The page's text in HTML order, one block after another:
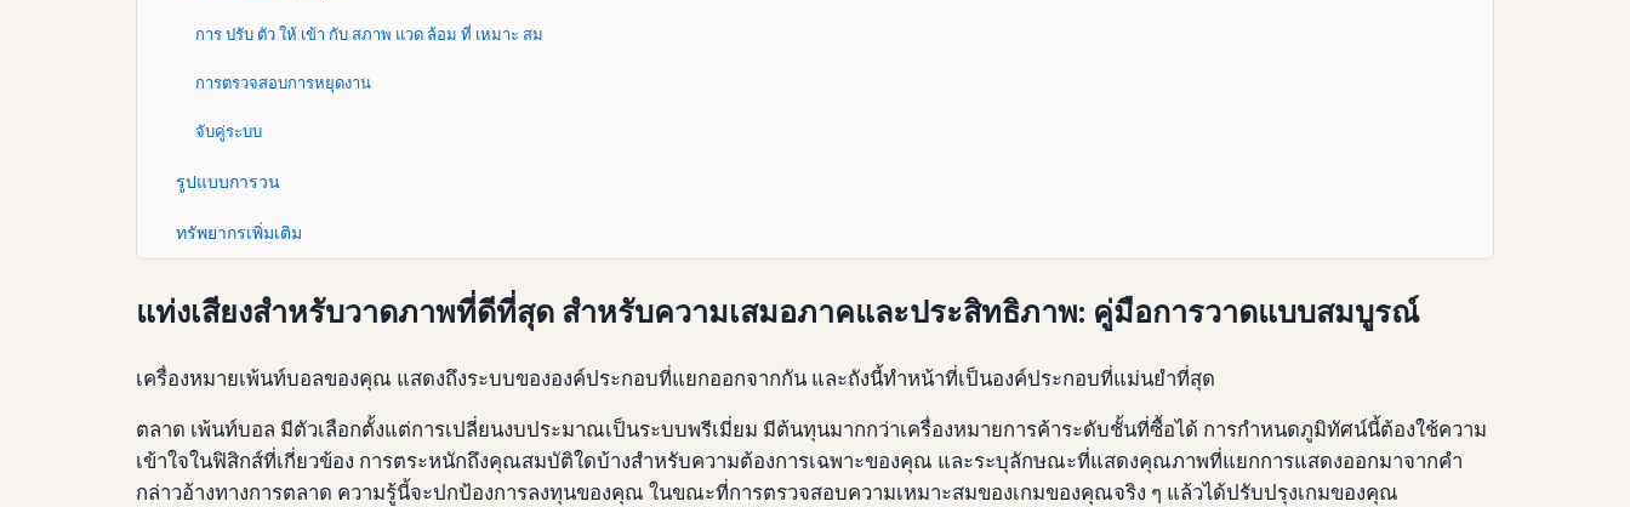
การ ปรับ ตัว ให้ เข้า กับ สภาพ แวด ล้อม ที่ เหมาะ สม
การตรวจสอบการหยุดงาน
จับคู่ระบบ
รูปแบบการวน
ทรัพยากรเพิ่มเติม
แท่งเสียงสําหรับวาดภาพที่ดีที่สุด สําหรับความเสมอภาคและประสิทธิภาพ: คู่มือการวาดแบบสมบูรณ์
เครื่องหมายเพ้นท์บอลของคุณ แสดงถึงระบบขององค์ประกอบที่แยกออกจากกัน และถังนี้ทําหน้าที่เป็นองค์ประกอบที่แม่นยําที่สุด
ตลาด เพ้นท์บอล มีตัวเลือกตั้งแต่การเปลี่ยนงบประมาณเป็นระบบพรีเมี่ยม มีต้นทุนมากกว่าเครื่องหมายการค้าระดับชั้นที่ซื้อได้ การกําหนดภูมิทัศน์นี้ต้องใช้ความ
เข้าใจในฟิสิกส์ที่เกี่ยวข้อง การตระหนักถึงคุณสมบัติใดบ้างสําหรับความต้องการเฉพาะของคุณ และระบุลักษณะที่แสดงคุณภาพที่แยกการแสดงออกมาจากคํา
กล่าวอ้างทางการตลาด ความรู้นี้จะปกป้องการลงทุนของคุณ ในขณะที่การตรวจสอบความเหมาะสมของเกมของคุณจริง ๆ แล้วได้ปรับปรุงเกมของคุณ